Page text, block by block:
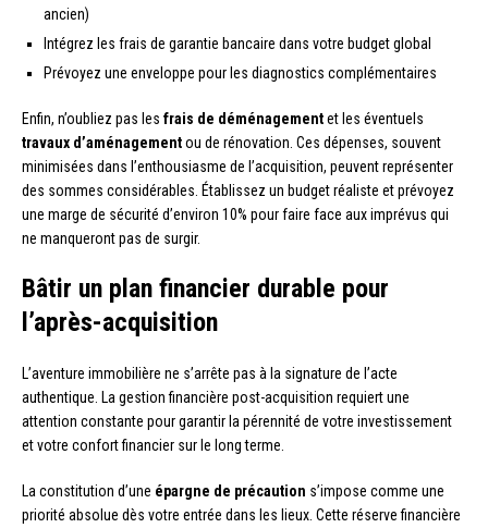
ancien)
Intégrez les frais de garantie bancaire dans votre budget global
Prévoyez une enveloppe pour les diagnostics complémentaires
Enfin, n’oubliez pas les frais de déménagementet les éventuels
travaux d’aménagementou de rénovation. Ces dépenses, souvent
minimisées dans l’enthousiasme de l’acquisition, peuvent représenter
des sommes considérables. Établissez un budget réaliste et prévoyez
une marge de sécurité d’environ 10% pour faire face aux imprévus qui
ne manqueront pas de surgir.
Bâtir un plan financier durable pour
l’après-acquisition
L’aventure immobilière ne s’arrête pas à la signature de l’acte
authentique. La gestion financière post-acquisition requiert une
attention constante pour garantir la pérennité de votre investissement
et votre confort financier sur le long terme.
La constitution d’une épargne de précaution s’impose comme une
priorité absolue dès votre entrée dans les lieux. Cette réserve financière